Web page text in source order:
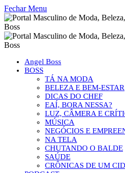
Fechar Menu
Angel Boss
BOSS
TÁ NA MODA
BELEZA E BEM-ESTAR
DICAS DO CHEF
EAÍ, BORA NESSA?
LUZ, CÂMERA E
MÚSICA
NEGÓCIOS E
NA TELA
CHUTANDO O BALDE
SAÚDE
CRÔNICAS DE UM